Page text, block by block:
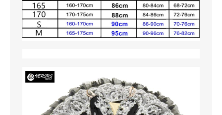
TOP
TUTE PANTALONI
BAMBINO
CARNEVALE